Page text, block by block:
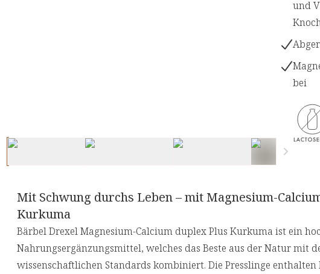
und
bei
Mit Schwung durchs Leben – mit Magnesium-
Kurkuma
Bärbel Drexel Magnesium-Calcium duplex Plus Kurkuma ist ein
Nahrungsergänzungsmittel, welches das Beste aus der Natur mit
wissenschaftlichen Standards kombiniert. Die Presslinge enthalten